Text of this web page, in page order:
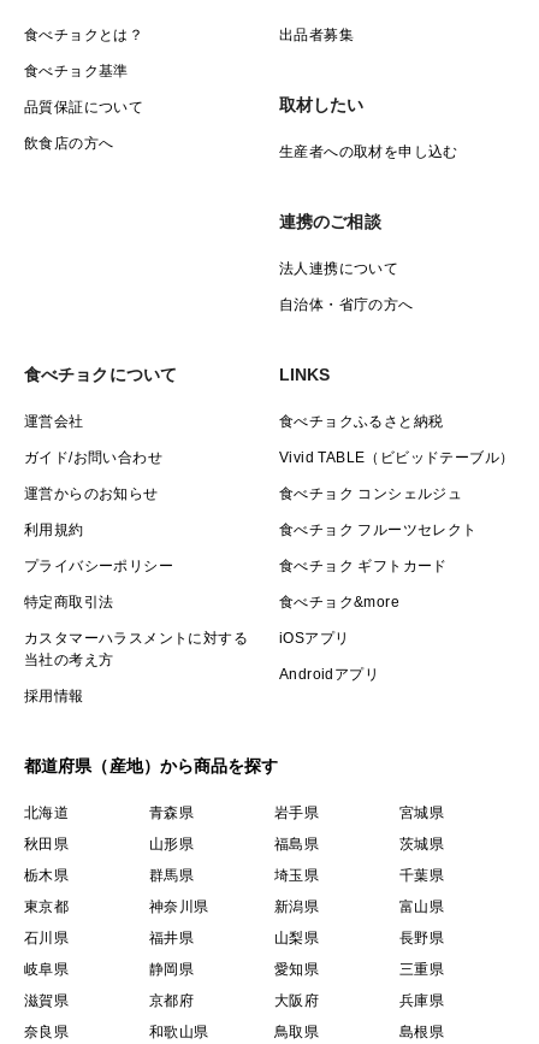
食べチョクとは？
食べチョク基準
品質保証について
飲食店の方へ
出品者募集
取材したい
生産者への取材を申し込む
連携のご相談
法人連携について
自治体・省庁の方へ
食べチョクについて
運営会社
ガイド/お問い合わせ
運営からのお知らせ
利用規約
プライバシーポリシー
特定商取引法
カスタマーハラスメントに対する
当社の考え方
採用情報
LINKS
食べチョクふるさと納税
Vivid TABLE（ビビッドテーブル）
食べチョク コンシェルジュ
食べチョク フルーツセレクト
食べチョク ギフトカード
食べチョク&more
iOSアプリ
Androidアプリ
都道府県（産地）から商品を探す
北海道 青森県 岩手県
宮城県
秋田県
山形県 福島県
茨城県
栃木県
群馬県 埼玉県
千葉県
東京都
神奈川県 新潟県
富山県
石川県
福井県 山梨県
長野県
岐阜県
静岡県 愛知県
三重県
滋賀県
京都府 大阪府
兵庫県
奈良県
和歌山県 鳥取県 島根県